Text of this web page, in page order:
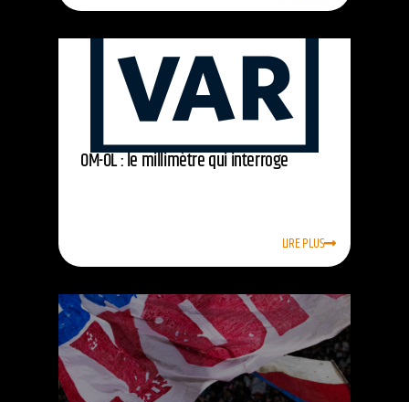
OM-OL : le millimètre qui interroge
LIRE PLUS